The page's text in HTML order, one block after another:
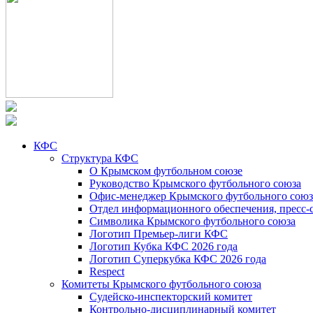
КФС
Структура КФС
О Крымском футбольном союзе
Руководство Крымского футбольного союза
Офис-менеджер Крымского футбольного
Отдел информационного обеспечения, пресс-
Символика Крымского футбольного союза
Логотип Премьер-лиги КФС
Логотип Кубка КФС 2026 года
Логотип Суперкубка КФС 2026 года
Respect
Комитеты Крымского футбольного союза
Судейско-инспекторский комитет
Контрольно-дисциплинарный комитет